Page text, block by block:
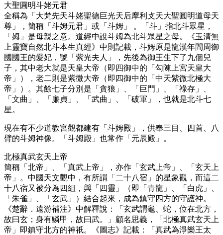
大聖圓明斗姥元君
全稱為「大梵先天斗姥聖德巨光天后摩利攴天大聖圓明道母天
尊」，簡稱「斗姆元君」或「斗姆」 。「斗」指北斗眾星，
「姆」是母親之意。道經中說斗姆為北斗眾星之母。《玉清無
上靈寶自然北斗本生真經》中則記載，斗姆原是龍漢年間周御
國國王的愛妃，號「紫光夫人」，先後為御王生下了九個兒
子，其中老大就是天皇大帝（即四御中的「勾陳上宮天皇大
帝」），老二則是紫微大帝（即四御中的「中天紫微北極大
帝」）。其餘七子分別是「貪狼」、「巨門」、「祿存」、
「文曲」、「廉貞」、「武曲」、「破軍」，也就是北斗七
星。
現在有不少道教宮觀都建有「斗姆殿」，供奉三目、四首、八
臂的斗姆神像。「斗姆殿」也常作「元辰殿」。
北極真武玄天上帝
簡稱「北帝」、「真武上帝」，亦作「玄武上帝」、「玄天上
帝」。中國天文觀中，有所謂「二十八宿」的星象觀，而這二
十八宿又被分為四組，與「四靈」（即「青龍」、「白虎」、
「朱雀」、「玄武」）結合起來，成為鎮守四方的守護神。
《楚辭．遠游補注》中解釋說：「玄武謂龜、蛇，位在北方，
故曰玄；身有鱗甲，故曰武。」顧名思義，「北極真武玄天上
帝」即鎮守北方的神祇。《圖志》記載：「真武為淨樂王太